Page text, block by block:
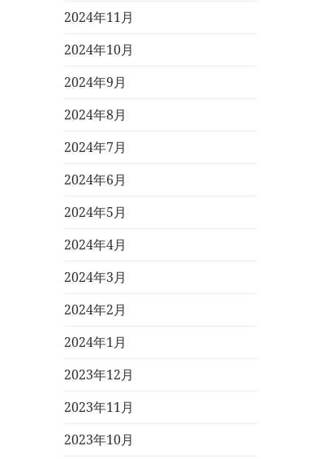
2024年11月
2024年10月
2024年9月
2024年8月
2024年7月
2024年6月
2024年5月
2024年4月
2024年3月
2024年2月
2024年1月
2023年12月
2023年11月
2023年10月